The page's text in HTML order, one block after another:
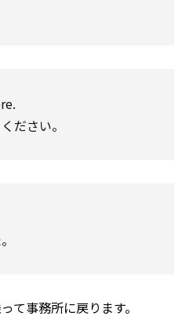
ださい。
て事務所に戻ります。